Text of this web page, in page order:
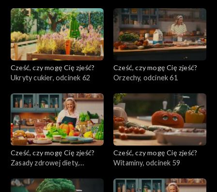
Cześć, czy mogę Cię zjeść?
Ukryty cukier, odcinek 62
Cześć, czy mogę Cię zjeść?
Orzechy, odcinek 61
Cześć, czy mogę Cię zjeść?
Zasady zdrowej diety,
Cześć, czy mogę Cię zjeść?
Witaminy, odcinek 59